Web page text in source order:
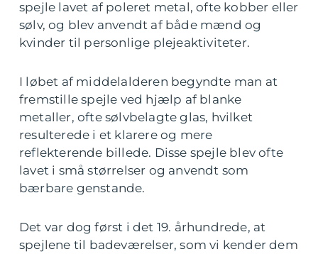
spejle lavet af poleret metal, ofte kobber eller
sølv, og blev anvendt af både mænd og
kvinder til personlige plejeaktiviteter.
I løbet af middelalderen begyndte man at
fremstille spejle ved hjælp af blanke
metaller, ofte sølvbelagte glas, hvilket
resulterede i et klarere og mere
reflekterende billede. Disse spejle blev ofte
lavet i små størrelser og anvendt som
bærbare genstande.
Det var dog først i det 19. århundrede, at
spejlene til badeværelser, som vi kender dem